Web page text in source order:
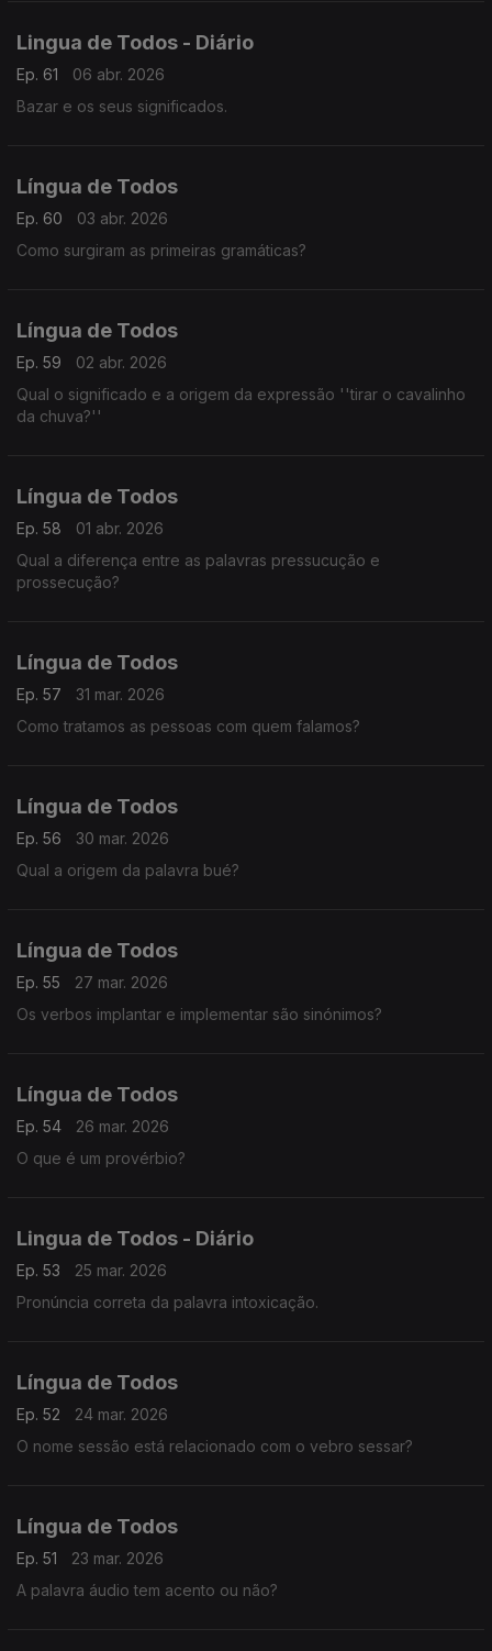
Lingua de Todos - Diário
Ep. 61
06 abr. 2026
Bazar e os seus significados.
Língua de Todos
Ep. 60
03 abr. 2026
Como surgiram as primeiras gramáticas?
Língua de Todos
Ep. 59
02 abr. 2026
Qual o significado e a origem da expressão ''tirar o cavalinho
da chuva?''
Língua de Todos
Ep. 58
01 abr. 2026
Qual a diferença entre as palavras pressucução e
prossecução?
Língua de Todos
Ep. 57
31 mar. 2026
Como tratamos as pessoas com quem falamos?
Língua de Todos
Ep. 56
30 mar. 2026
Qual a origem da palavra bué?
Língua de Todos
Ep. 55
27 mar. 2026
Os verbos implantar e implementar são sinónimos?
Língua de Todos
Ep. 54
26 mar. 2026
O que é um provérbio?
Lingua de Todos - Diário
Ep. 53
25 mar. 2026
Pronúncia correta da palavra intoxicação.
Língua de Todos
Ep. 52
24 mar. 2026
O nome sessão está relacionado com o vebro sessar?
Língua de Todos
Ep. 51
23 mar. 2026
A palavra áudio tem acento ou não?